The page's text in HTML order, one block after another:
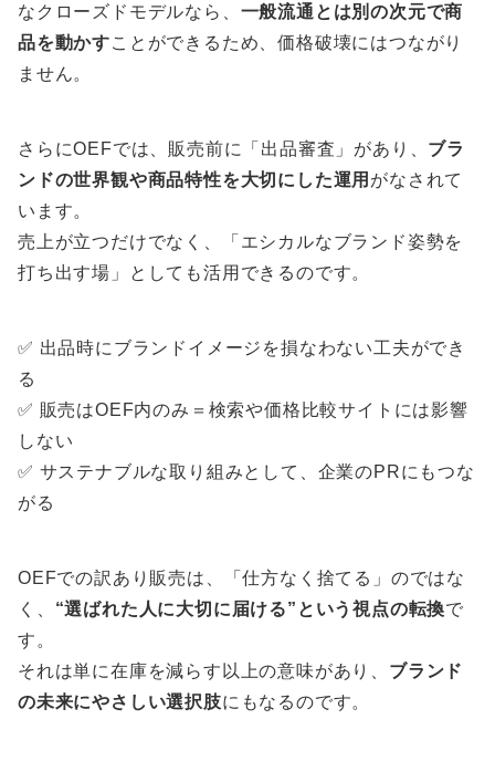
なクローズドモデルなら、 一般流通とは別の次元で商
品を動かすことができるため、価格破壊にはつながり
ません。
さらにOEFでは、販売前に「出品審査」があり、 ブラ
ンドの世界観や商品特性を大切にした運用 がなされて
います。
売上が立つだけでなく、「エシカルなブランド姿勢を
打ち出す場」としても活用できるのです。
✅ 出品時にブランドイメージを損なわない工夫ができ
る
✅ 販売はOEF内のみ＝検索や価格比較サイトには影響
しない
✅ サステナブルな取り組みとして、企業のPRにもつな
がる
OEFでの訳あり販売は、「仕方なく捨てる」のではな
く、 “選ばれた人に大切に届ける”という視点の転換で
す。
それは単に在庫を減らす以上の意味があり、 ブランド
の未来にやさしい選択肢にもなるのです。